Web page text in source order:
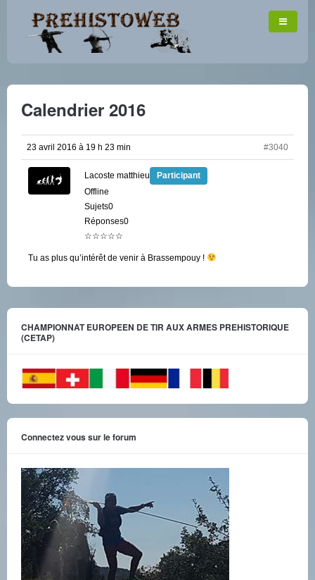
Calendrier 2016
23 avril 2016 à 19 h 23 min #3040
Lacoste matthieu
Participant
Offline
Sujets0
Réponses0
☆☆☆☆☆
Tu as plus qu’intérêt de venir à Brassempouy !
CHAMPIONNAT EUROPEEN DE TIR AUX ARMES PREHISTORIQUE
(CETAP)
Connectez vous sur le forum